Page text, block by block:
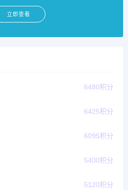
立即查看
6480积分
6425积分
6095积分
5400积分
5120积分